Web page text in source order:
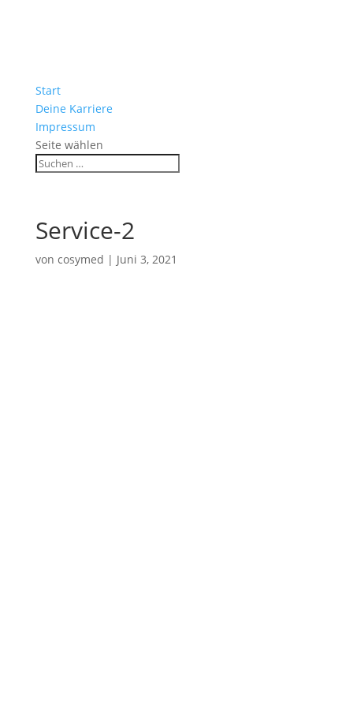
Start
Deine Karriere
Impressum
Seite wählen
Service-2
von cosymed | Juni 3, 2021